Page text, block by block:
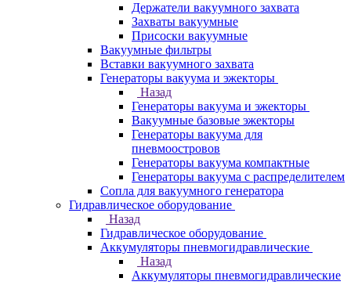
Держатели вакуумного захвата
Захваты вакуумные
Присоски вакуумные
Вакуумные фильтры
Вставки вакуумного захвата
Генераторы вакуума и эжекторы
Назад
Генераторы вакуума и эжекторы
Вакуумные базовые эжекторы
Генераторы вакуума для
пневмоостровов
Генераторы вакуума компактные
Генераторы вакуума с распределителем
Сопла для вакуумного генератора
Гидравлическое оборудование
Назад
Гидравлическое оборудование
Аккумуляторы пневмогидравлические
Назад
Аккумуляторы пневмогидравлические